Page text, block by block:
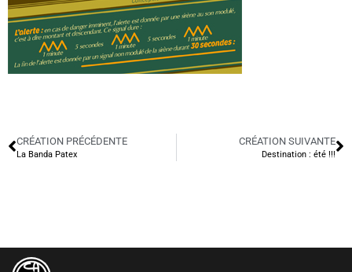
CRÉATION PRÉCÉDENTE
La Banda Patex
CRÉATION SUIVANTE
Destination : été !!!